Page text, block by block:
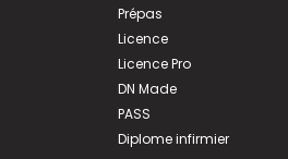
Prépas
Licence
Licence Pro
DN Made
PASS
Diplome infirmier